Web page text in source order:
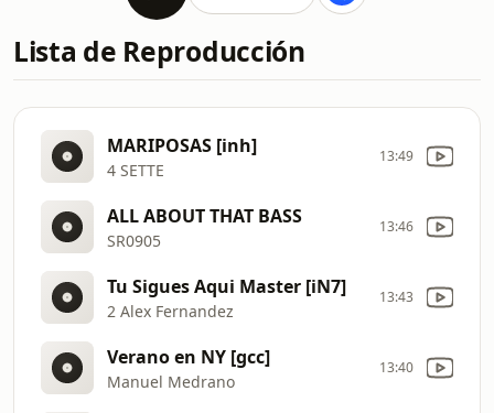
Lista de Reproducción
MARIPOSAS [inh]
4 SETTE
13:49
ALL ABOUT THAT BASS
SR0905
13:46
Tu Sigues Aqui Master [iN7]
2 Alex Fernandez
13:43
Verano en NY [gcc]
Manuel Medrano
13:40